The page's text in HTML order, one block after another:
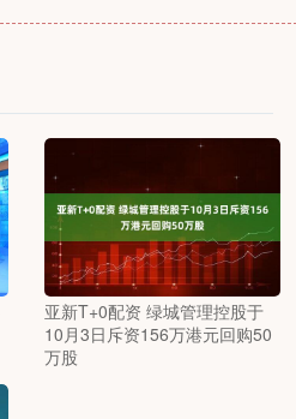
亚新T+0配资 绿城管理控股于
10月3日斥资156万港元回购50
万股